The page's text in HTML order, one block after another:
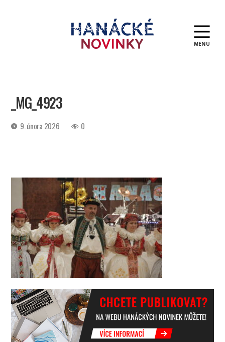
MENU
_MG_4923
Datum9. února 2026 0